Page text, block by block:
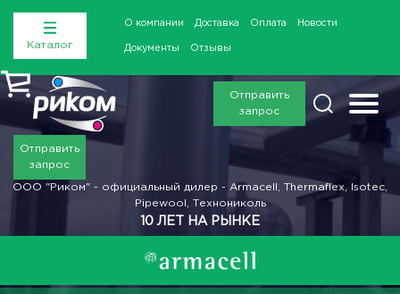
Каталог
О компании Доставка Оплата Новости
Документы Отзывы
Отправить
запрос
Отправить
запрос
ООО "Риком" - официальный дилер - Armacell, Thermaflex, Isotec,
Pipewool, Технониколь
10 ЛЕТ НА РЫНКЕ